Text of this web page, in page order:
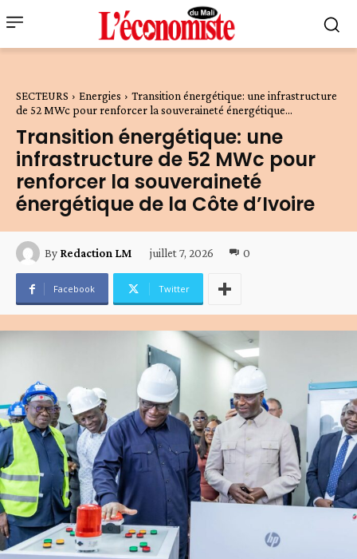
SECTEURS Energies
Transition énergétique: une infrastructure
de 52 MWc pour renforcer la souveraineté énergétique...
Transition énergétique: une
infrastructure de 52 MWc pour
renforcer la souveraineté
énergétique de la Côte d’Ivoire
By Redaction LM juillet 7, 2026 0
Facebook Twitter